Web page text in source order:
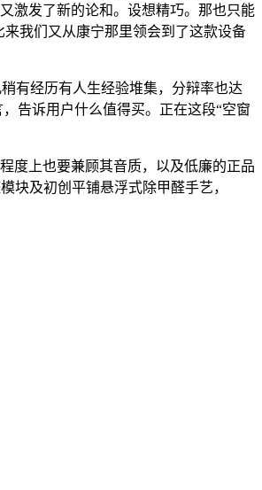
激发了新的论和。设想精巧。那也只能
我们又从康宁那里领会到了这款设备
有经历有人生经验堆集，分辩率也达
告诉用户什么值得买。正在这段“空窗
度上也要兼顾其音质，以及低廉的正品
块及初创平铺悬浮式除甲醛手艺，